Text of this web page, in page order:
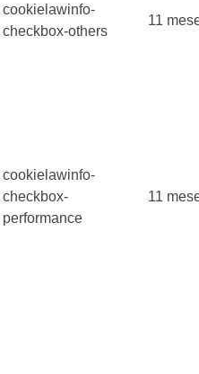
cookielawinfo-
checkbox-others
11
cookielawinfo-
checkbox-
performance
11